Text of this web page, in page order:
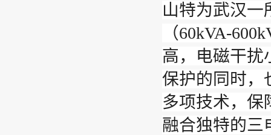
山特为武汉一
（60kVA-
高，电磁干扰
保护的同时，
多项技术，保
融合独特的三